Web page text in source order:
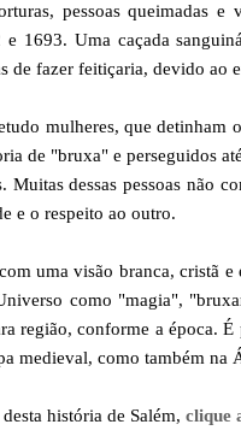
pessoas queimadas
1693. Uma caçada
de fazer feitiçaria, devido ao
mulheres, que detinham
de "bruxa" e perseguidos
Muitas dessas pessoas não
e o respeito ao outro.
uma visão branca, cristã
como "magia",
região, conforme a época.
medieval, como também na
história de Salém, clique